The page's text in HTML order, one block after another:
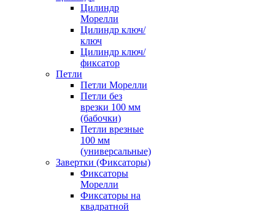
Цилиндр
Морелли
Цилиндр ключ/
ключ
Цилиндр ключ/
фиксатор
Петли
Петли Морелли
Петли без
врезки 100 мм
(бабочки)
Петли врезные
100 мм
(универсальные)
Завертки (Фиксаторы)
Фиксаторы
Морелли
Фиксаторы на
квадратной